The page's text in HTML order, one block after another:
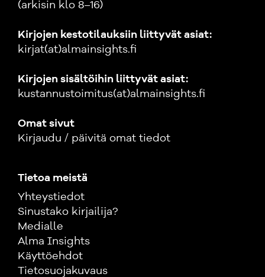
(arkisin klo 8–16)
Kirjojen kestotilauksiin liittyvät asiat:
kirjat(at)almainsights.fi
Kirjojen sisältöihin liittyvät asiat:
kustannustoimitus(at)almainsights.fi
Omat sivut
Kirjaudu / päivitä omat tiedot
Tietoa meistä
Yhteystiedot
Sinustako kirjailija?
Medialle
Alma Insights
Käyttöehdot
Tietosuojakuvaus